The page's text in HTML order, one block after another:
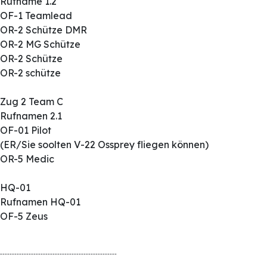
OF-1 Teamlead
OR-2 Schütze DMR
OR-2 MG Schütze
OR-2 Schütze
OR-2 schütze
Zug 2 Team C
Rufnamen 2.1
OF-01 Pilot
(ER/Sie soolten V-22 Ossprey fliegen können)
OR-5 Medic
HQ-01
Rufnamen HQ-01
OF-5 Zeus
-------------------------------------------------